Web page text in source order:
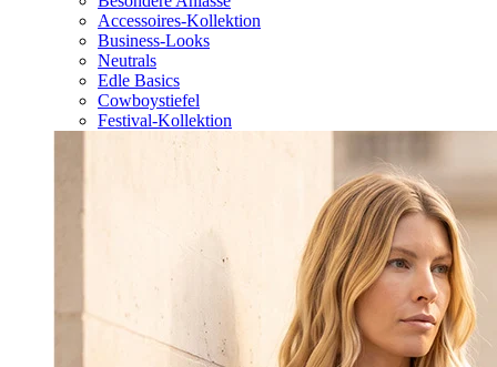
Accessoires-Kollektion
Business-Looks
Neutrals
Edle Basics
Cowboystiefel
Festival-Kollektion